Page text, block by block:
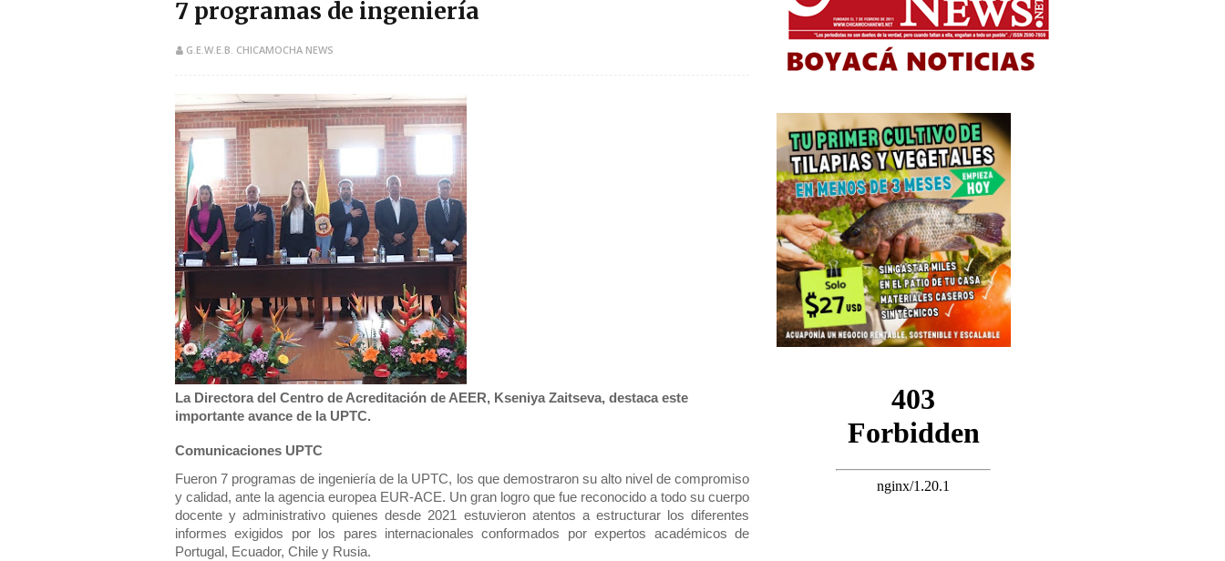
7 programas de ingeniería
G.E.W.E.B. CHICAMOCHA NEWS
La Directora del Centro de Acreditación de AEER, Kseniya Zaitseva, destaca este
importante avance de la UPTC.
Comunicaciones UPTC
Fueron 7 programas de ingeniería de la UPTC, los que demostraron su alto nivel de compromiso
y calidad, ante la agencia europea EUR-ACE. Un gran logro que fue reconocido a todo su cuerpo
docente y administrativo quienes desde 2021 estuvieron atentos a estructurar los diferentes
informes exigidos por los pares internacionales conformados por expertos académicos de
Portugal, Ecuador, Chile y Rusia.